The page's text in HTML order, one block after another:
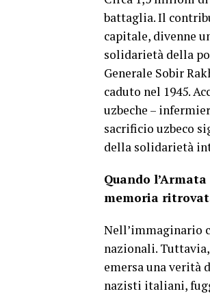
battaglia. Il
capitale, divenne
solidarietà della
Generale Sobir
caduto nel 1945.
uzbeche –
sacrificio uzbeco
della solidarietà
Quando
memoria
Nell’immaginario
nazionali.
emersa una
nazisti italiani,